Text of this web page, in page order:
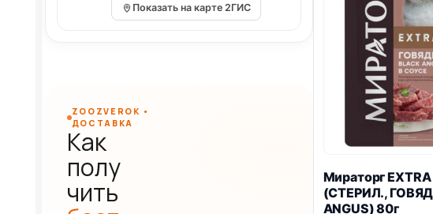
Мираторг EXTRA
(СТЕРИЛ.,
ANGUS) 80г
Показать на карте 2ГИС
ZOOZVEROK •
ДОСТАВКА
Как
полу
чить